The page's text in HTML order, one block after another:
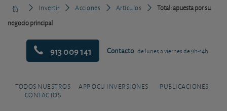
Invertir Acciones Artículos
Total: apuesta por su
negocio principal
913 009 141 Contacto de lunes a viernes de 9h-14h
TODOS NUESTROS
CONTACTOS
APP OCU INVERSIONES PUBLICACIONES